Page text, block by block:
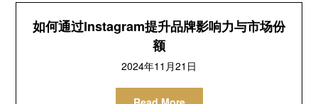
如何通过Instagram提升品牌影响力与市场份
额
2024年11月21日